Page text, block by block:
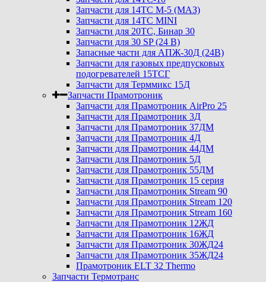
Запчасти для 14ТС М-5 (МАЗ)
Запчасти для 14ТС MINI
Запчасти для 20ТС, Бинар 30
Запчасти для 30 SP (24 В)
Запасные части для АПЖ-30Д (24В)
Запчасти для газовых предпусковых
подогревателей 15ТСГ
Запчасти для Терммикс 15Д
Запчасти Прамотроник
Запчасти для Прамотроник AirPro 25
Запчасти для Прамотроник 3Д
Запчасти для Прамотроник 37ДМ
Запчасти для Прамотроник 4Д
Запчасти для Прамотроник 44ДМ
Запчасти для Прамотроник 5Д
Запчасти для Прамотроник 55ДМ
Запчасти для Прамотроник 15 серия
Запчасти для Прамотроник Stream 90
Запчасти для Прамотроник Stream 120
Запчасти для Прамотроник Stream 160
Запчасти для Прамотроник 12ЖД
Запчасти для Прамотроник 16ЖД
Запчасти для Прамотроник 30ЖД24
Запчасти для Прамотроник 35ЖД24
Прамотроник ELT 32 Thermo
Запчасти Термотранс